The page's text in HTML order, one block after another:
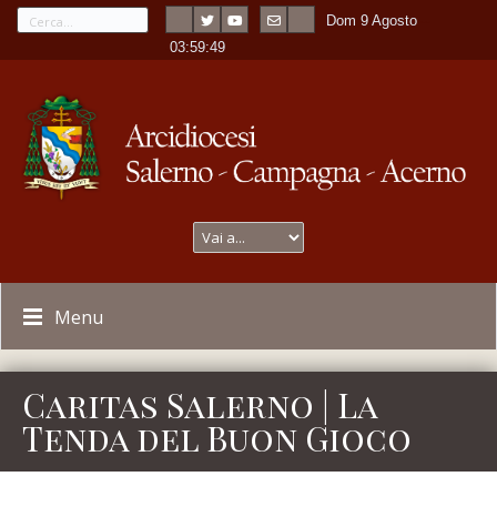
Dom 9 Agosto
-03:59:49
Menu
Caritas Salerno | La
Tenda del Buon Gioco